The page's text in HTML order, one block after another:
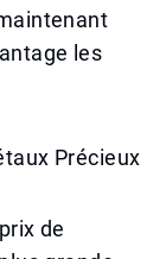
les
Précieux
de